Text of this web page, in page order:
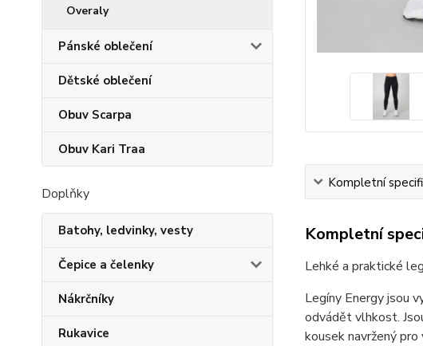
Overaly
Pánské oblečení
Dětské oblečení
Obuv Scarpa
Obuv Kari Traa
Doplňky
Batohy, ledvinky, vesty
Čepice a čelenky
Nákrčníky
Rukavice
Kompletní
Kompletní
Lehké a praktické
Legíny Energy jsou
odvádět vlhkost.
kousek navržený